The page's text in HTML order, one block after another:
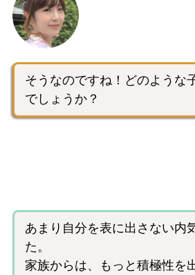
そうなのですね！どのような
でしょうか？
あまり自分を表に出さない内
た。
家族からは、もっと積極性を